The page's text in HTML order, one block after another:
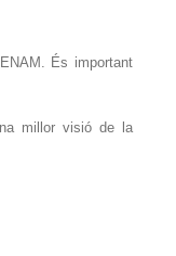
És important
millor visió de la